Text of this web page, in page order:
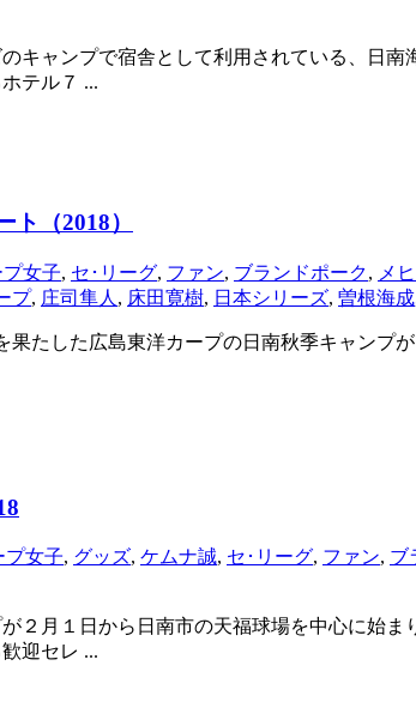
キャンプで宿舎として利用されている、日
テル７ ...
（2018）
プ女子, セ･リーグ, ファン, ブランドポーク, メ
プ, 庄司隼人 , 床田寛樹, 日本シリーズ, 曽根海成
たした広島東洋カープの日南秋季キャンプ
プ女子, グッズ, ケムナ誠, セ･リーグ, ファン, ブ
２月１日から日南市の天福球場を中心に始
迎セレ ...